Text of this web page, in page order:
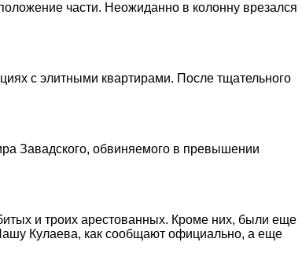
части. Неожиданно в колонну врезался
с элитными квартирами. После тщательного
Завадского, обвиняемого в превышении
и троих арестованных. Кроме них, были еще
Кулаева, как сообщают официально, а еще